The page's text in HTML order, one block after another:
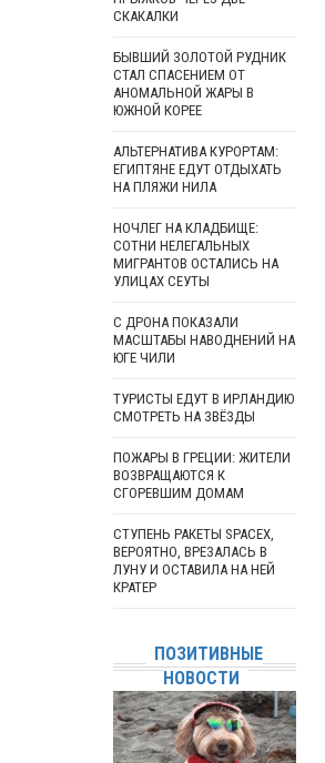
СКАКАЛКИ
БЫВШИЙ ЗОЛОТОЙ РУДНИК
СТАЛ СПАСЕНИЕМ ОТ
АНОМАЛЬНОЙ ЖАРЫ В
ЮЖНОЙ КОРЕЕ
АЛЬТЕРНАТИВА КУРОРТАМ:
ЕГИПТЯНЕ ЕДУТ ОТДЫХАТЬ
НА ПЛЯЖИ НИЛА
НОЧЛЕГ НА КЛАДБИЩЕ:
СОТНИ НЕЛЕГАЛЬНЫХ
МИГРАНТОВ ОСТАЛИСЬ НА
УЛИЦАХ СЕУТЫ
С ДРОНА ПОКАЗАЛИ
МАСШТАБЫ НАВОДНЕНИЙ НА
ЮГЕ ЧИЛИ
ТУРИСТЫ ЕДУТ В ИРЛАНДИЮ
СМОТРЕТЬ НА ЗВЁЗДЫ
ПОЖАРЫ В ГРЕЦИИ: ЖИТЕЛИ
ВОЗВРАЩАЮТСЯ К
СГОРЕВШИМ ДОМАМ
СТУПЕНЬ РАКЕТЫ SPACEX,
ВЕРОЯТНО, ВРЕЗАЛАСЬ В
ЛУНУ И ОСТАВИЛА НА НЕЙ
КРАТЕР
ПОЗИТИВНЫЕ
НОВОСТИ